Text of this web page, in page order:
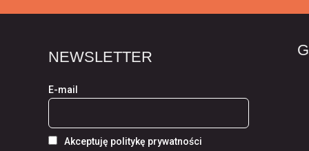
NEWSLETTER
E-mail
Akceptuję politykę prywatności